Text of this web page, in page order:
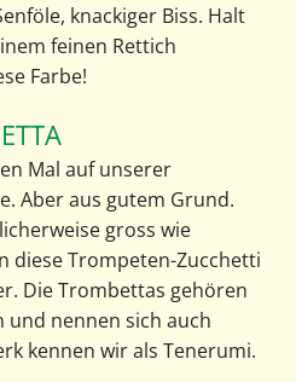
knackiger Biss. Halt
feinen Rettich
Farbe!
Mal auf unserer
Aber aus gutem Grund.
gross wie
diese Trompeten-Zucchetti
Die Trombettas gehören
und nennen sich auch
kennen wir als Tenerumi.